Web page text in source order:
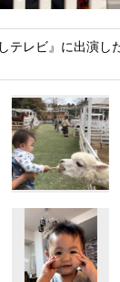
テレビ』に出演し